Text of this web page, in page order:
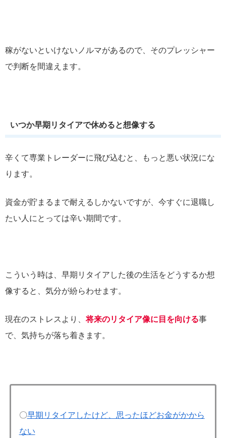
稼がないといけないノルマがあるので、そのプレッシャー
で判断を間違えます。
いつか早期リタイアで休めると想像する
辛くて専業トレーダーに飛び込むと、もっと悪い状況にな
ります。
資金が貯まるまで耐えるしかないですが、今すぐに退職し
たい人にとっては辛い期間です。
こういう時は、早期リタイアした後の生活をどうするか想
像すると、気分が紛らわせます。
現在のストレスより、将来のリタイア像に目を向ける事
で、気持ちが落ち着きます。
〇早期リタイアしたけど、思ったほどお金がかから
ない